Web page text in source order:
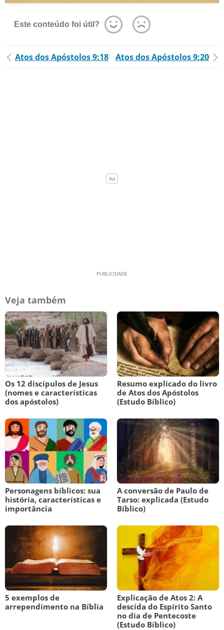
Este conteúdo foi útil?
Atos dos Apóstolos 9:18 Atos dos Apóstolos 9:20
Veja também
Os 12 discípulos de Jesus
(nomes e características
dos apóstolos)
Resumo explicado do livro
de Atos dos Apóstolos
(Estudo Bíblico)
Personagens bíblicos: sua
história, características e
importância
A conversão de Paulo de
Tarso: explicada (Estudo
Bíblico)
5 exemplos de
arrependimento na Bíblia
Explicação de Atos 2: A
descida do Espírito Santo
no dia de Pentecoste
(Estudo Bíblico)